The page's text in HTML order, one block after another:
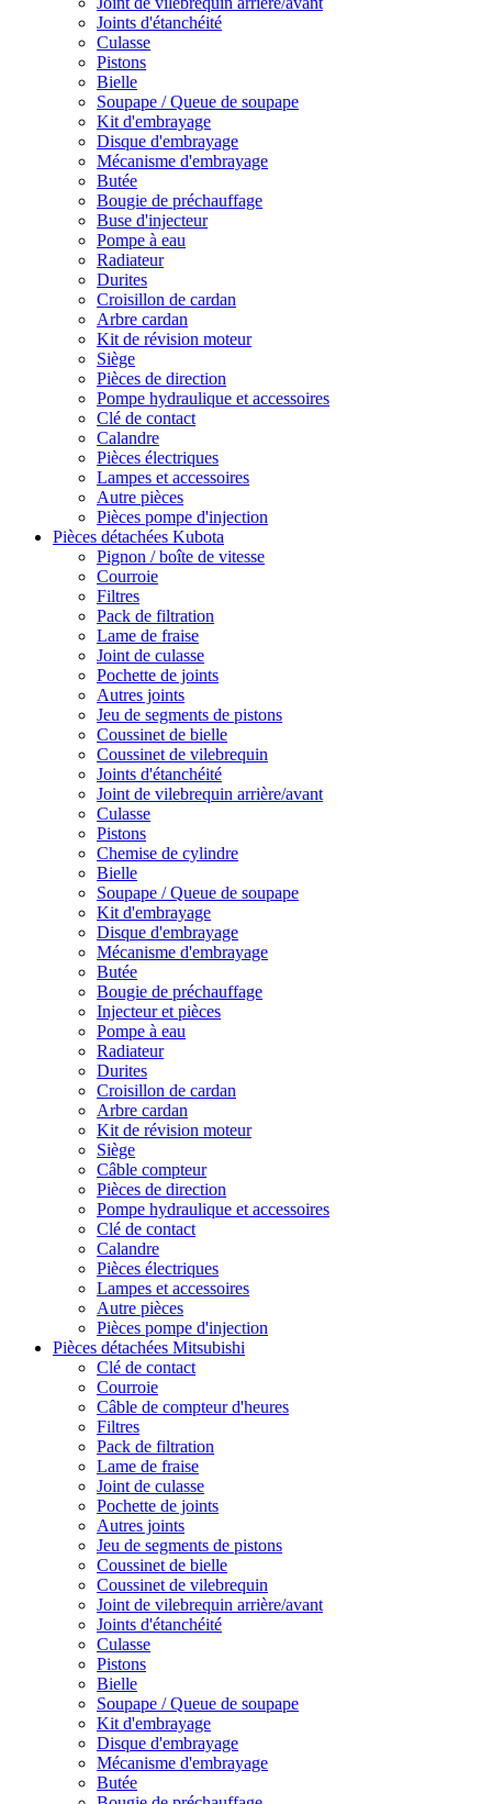
Joints d'étanchéité
Culasse
Pistons
Bielle
Soupape / Queue de soupape
Kit d'embrayage
Disque d'embrayage
Mécanisme d'embrayage
Butée
Bougie de préchauffage
Buse d'injecteur
Pompe à eau
Radiateur
Durites
Croisillon de cardan
Arbre cardan
Kit de révision moteur
Siège
Pièces de direction
Pompe hydraulique et accessoires
Clé de contact
Calandre
Pièces électriques
Lampes et accessoires
Autre pièces
Pièces pompe d'injection
Pièces détachées Kubota
Pignon / boîte de vitesse
Courroie
Filtres
Pack de filtration
Lame de fraise
Joint de culasse
Pochette de joints
Autres joints
Jeu de segments de pistons
Coussinet de bielle
Coussinet de vilebrequin
Joints d'étanchéité
Joint de vilebrequin arrière/avant
Culasse
Pistons
Chemise de cylindre
Bielle
Soupape / Queue de soupape
Kit d'embrayage
Disque d'embrayage
Mécanisme d'embrayage
Butée
Bougie de préchauffage
Injecteur et pièces
Pompe à eau
Radiateur
Durites
Croisillon de cardan
Arbre cardan
Kit de révision moteur
Siège
Câble compteur
Pièces de direction
Pompe hydraulique et accessoires
Clé de contact
Calandre
Pièces électriques
Lampes et accessoires
Autre pièces
Pièces pompe d'injection
Pièces détachées Mitsubishi
Clé de contact
Courroie
Câble de compteur d'heures
Filtres
Pack de filtration
Lame de fraise
Joint de culasse
Pochette de joints
Autres joints
Jeu de segments de pistons
Coussinet de bielle
Coussinet de vilebrequin
Joint de vilebrequin arrière/avant
Joints d'étanchéité
Culasse
Pistons
Bielle
Soupape / Queue de soupape
Kit d'embrayage
Disque d'embrayage
Mécanisme d'embrayage
Butée